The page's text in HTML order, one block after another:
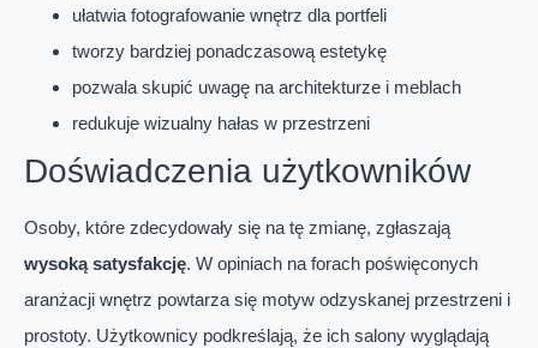
ułatwia fotografowanie wnętrz dla portfeli
tworzy bardziej ponadczasową estetykę
pozwala skupić uwagę na architekturze i meblach
redukuje wizualny hałas w przestrzeni
Doświadczenia użytkowników
Osoby, które zdecydowały się na tę zmianę, zgłaszają
wysoką satysfakcję. W opiniach na forach poświęconych
aranżacji wnętrz powtarza się motyw odzyskanej przestrzeni i
prostoty. Użytkownicy podkreślają, że ich salony wyglądają